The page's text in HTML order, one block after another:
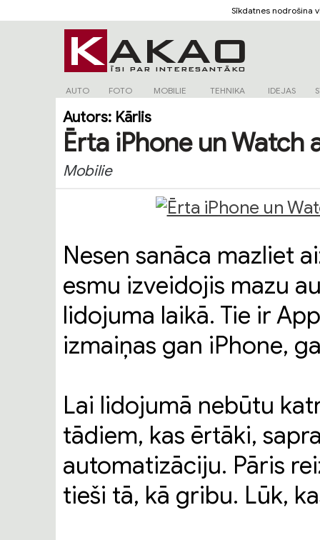
Sīkdatnes nodrošina
AUTO FOTO MOBILIE TEHNIKA IDEJAS
Autors: Kārlis
Ērta iPhone un
Mobilie
Nesen sanāca mazliet
esmu izveidojis mazu
lidojuma laikā. Tie ir
izmaiņas gan iPhone,
Lai lidojumā nebūtu
tādiem, kas ērtāki,
automatizāciju. Pāris
tieši tā, kā gribu. Lūk,